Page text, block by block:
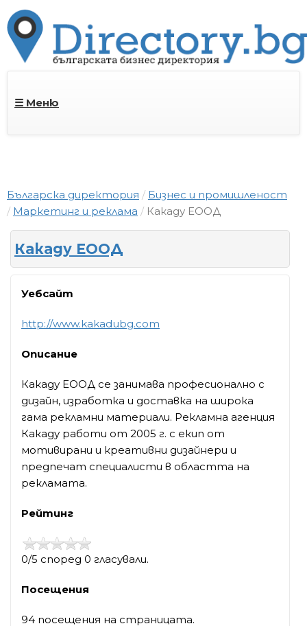
☰ Меню
Българска директория
Бизнес и промишленост
Маркетинг и реклама
Какаду ЕООД
Какаду ЕООД
Уебсайт
http://www.kakadubg.com
Описание
Какаду ЕООД се занимава професионално с
дизайн, изработка и доставка на широка
гама рекламни материали. Рекламна агенция
Какаду работи от 2005 г. с екип от
мотивирани и креативни дизайнери и
предпечат специалисти в областта на
рекламата.
Рейтинг
0/5 според 0 гласували.
Посещения
94 посещения на страницата.